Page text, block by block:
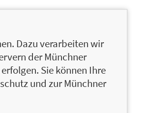
Dazu verarbeiten wir
der Münchner
Sie können Ihre
und zur Münchner